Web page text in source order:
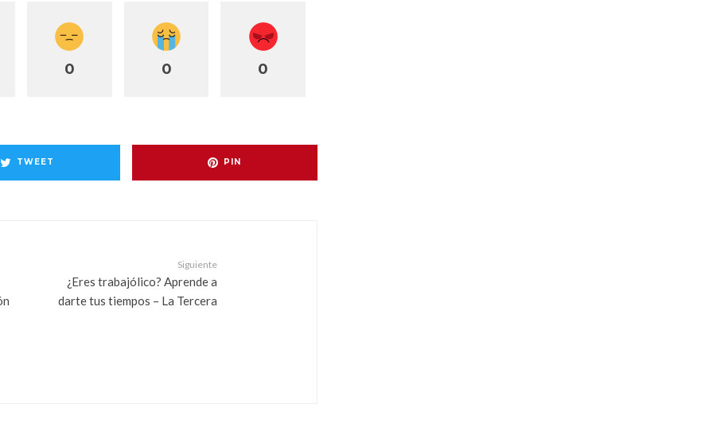
0 0 0
TWEET PIN
Siguiente
¿Eres trabajólico? Aprende a
darte tus tiempos – La Tercera